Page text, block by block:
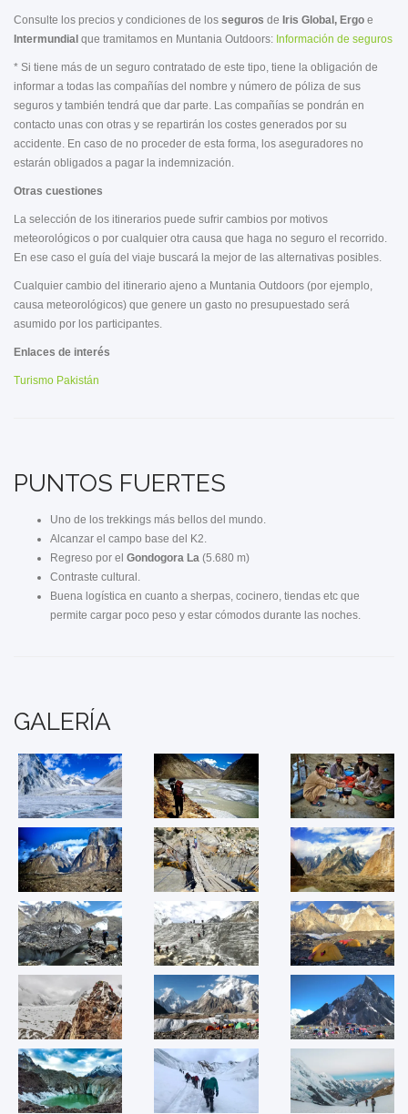
Consulte los precios y condiciones de los seguros de Iris Global, Ergo e
Intermundial que tramitamos en Muntania Outdoors: Información de seguros
* Si tiene más de un seguro contratado de este tipo, tiene la obligación de
informar a todas las compañías del nombre y número de póliza de sus
seguros y también tendrá que dar parte. Las compañías se pondrán en
contacto unas con otras y se repartirán los costes generados por su
accidente. En caso de no proceder de esta forma, los aseguradores no
estarán obligados a pagar la indemnización.
Otras cuestiones
La selección de los itinerarios puede sufrir cambios por motivos
meteorológicos o por cualquier otra causa que haga no seguro el recorrido.
En ese caso el guía del viaje buscará la mejor de las alternativas posibles.
Cualquier cambio del itinerario ajeno a Muntania Outdoors (por ejemplo,
causa meteorológicos) que genere un gasto no presupuestado será
asumido por los participantes.
Enlaces de interés
Turismo Pakistán
PUNTOS FUERTES
Uno de los trekkings más bellos del mundo.
Alcanzar el campo base del K2.
Regreso por el Gondogora La (5.680 m)
Contraste cultural.
Buena logística en cuanto a sherpas, cocinero, tiendas etc que
permite cargar poco peso y estar cómodos durante las noches.
GALERÍA